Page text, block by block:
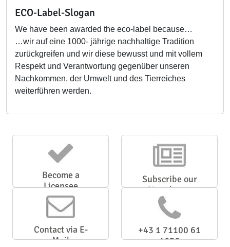
ECO-Label-Slogan
We have been awarded the eco-label because…
…wir auf eine 1000- jährige nachhaltige Tradition
zurückgreifen und wir diese bewusst und mit vollem
Respekt und Verantwortung gegenüber unseren
Nachkommen, der Umwelt und des Tierreiches
weiterführen werden.
Become a
Licensee
Subscribe our
Newsletter
Contact via E-
Mail
+43 1 71100 61
1656